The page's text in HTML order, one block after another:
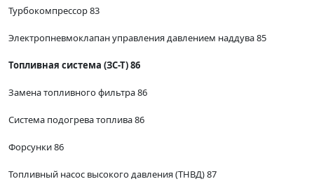
Турбокомпрессор 83
Электропневмоклапан управления давлением наддува 85
Топливная система (ЗС-Т) 86
Замена топливного фильтра 86
Система подогрева топлива 86
Форсунки 86
Топливный насос высокого давления (ТНВД) 87